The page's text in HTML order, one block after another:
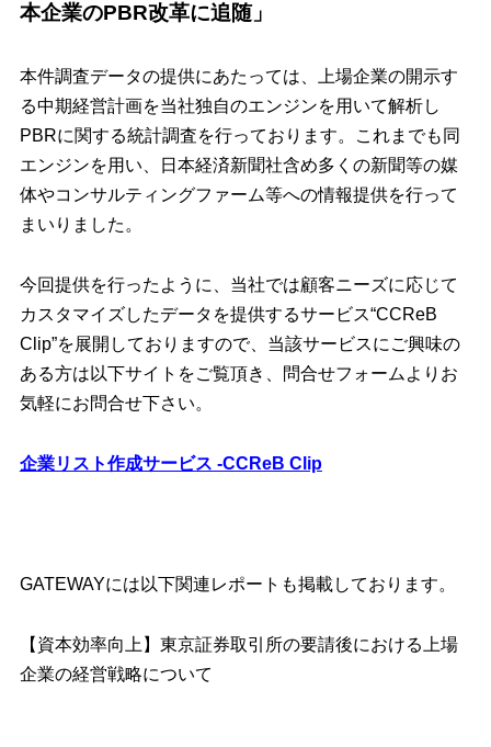
本企業のPBR改革に追随」
本件調査データの提供にあたっては、上場企業の開示す
る中期経営計画を当社独自のエンジンを用いて解析し
PBRに関する統計調査を行っております。これまでも同
エンジンを用い、日本経済新聞社含め多くの新聞等の媒
体やコンサルティングファーム等への情報提供を行って
まいりました。
今回提供を行ったように、当社では顧客ニーズに応じて
カスタマイズしたデータを提供するサービス“CCReB
Clip”を展開しておりますので、当該サービスにご興味の
ある方は以下サイトをご覧頂き、問合せフォームよりお
気軽にお問合せ下さい。
企業リスト作成サービス -CCReB Clip
GATEWAYには以下関連レポートも掲載しております。
【資本効率向上】東京証券取引所の要請後における上場
企業の経営戦略について